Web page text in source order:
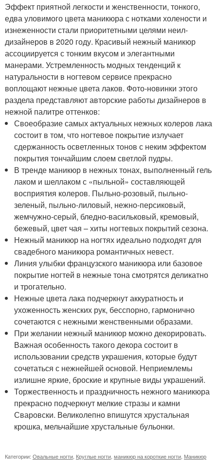
Эффект приятной легкости и женственности, тонкого,
едва уловимого цвета маникюра с нотками холености и
изнеженности стали приоритетными целями неил-
дизайнеров в 2020 году. Красивый нежный маникюр
ассоциируется с тонким вкусом и элегантными
манерами. Устремленность модных тенденций к
натуральности в ногтевом сервисе прекрасно
воплощают нежные цвета лаков. Фото-новинки этого
раздела представляют авторские работы дизайнеров в
нежной палитре оттенков:
Своеобразие самых актуальных нежных колеров лака
состоит в том, что ногтевое покрытие излучает
сдержанность осветленных тонов с неким эффектом
покрытия тончайшим слоем светлой пудры.
В тренде маникюр в нежных тонах, выполненный гель
лаком и шеллаком с «пыльной» составляющей
восприятия колеров. Пыльно-розовый, пыльно-
зеленый, пыльно-лиловый, нежно-персиковый,
жемчужно-серый, бледно-васильковый, кремовый,
бежевый, цвет чая – хиты ногтевых покрытий сезона.
Нежный маникюр на ногтях идеально подходят для
свадебного маникюра романтичных невест.
Линия улыбки французского маникюра или базовое
покрытие ногтей в нежные тона смотрятся деликатно
и трогательно.
Нежные цвета лака подчеркнут аккуратность и
ухоженность женских рук, бесспорно, гармонично
сочетаются с нежными женственными образами.
При желании нежный маникюр можно декорировать.
Важная особенность такого декора состоит в
использовании средств украшения, которые будут
сочетаться с нежнейшей основой. Неприемлемы
излишне яркие, броские и крупные виды украшений.
Торжественность и праздничность нежного маникюра
прекрасно подчеркнут мелкие стразы и камни
Сваровски. Великолепно впишутся хрустальная
крошка, мельчайшие хрустальные бульонки.
Категории: Овальные ногти Круглые ногти маникюр на короткие ногти Маникюр